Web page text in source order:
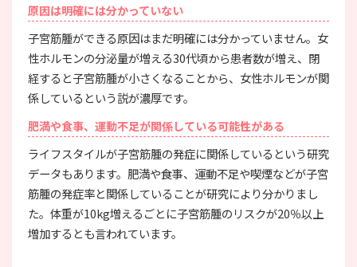
原因は明確には分かっていない
子宮筋腫ができる原因はまだ明確には分かっていません。女
性ホルモンの分泌量が増える30代頃から患者数が増え、閉
経すると子宮筋腫が小さくなることから、女性ホルモンが関
係しているという説が濃厚です。
肥満や食事、運動不足が関係している可能性がある
ライフスタイルが子宮筋腫の発症に関係しているという研究
データもあります。肥満や食事、運動不足や喫煙などが子宮
筋腫の発症率と関係していることが研究により分かりまし
た。体重が10kg増えるごとに子宮筋腫のリスクが20％以上
増加するとも言われています。